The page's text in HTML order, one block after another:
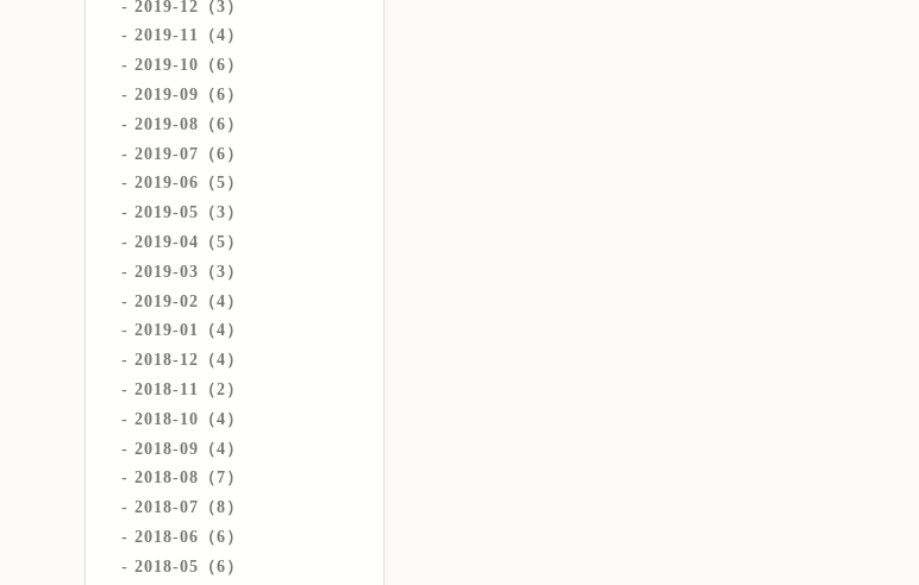
2019-12（3）
2019-11（4）
2019-10（6）
2019-09（6）
2019-08（6）
2019-07（6）
2019-06（5）
2019-05（3）
2019-04（5）
2019-03（3）
2019-02（4）
2019-01（4）
2018-12（4）
2018-11（2）
2018-10（4）
2018-09（4）
2018-08（7）
2018-07（8）
2018-06（6）
2018-05（6）